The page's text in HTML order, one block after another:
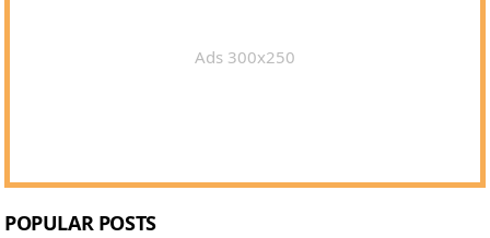
Ads 300x250
POPULAR POSTS